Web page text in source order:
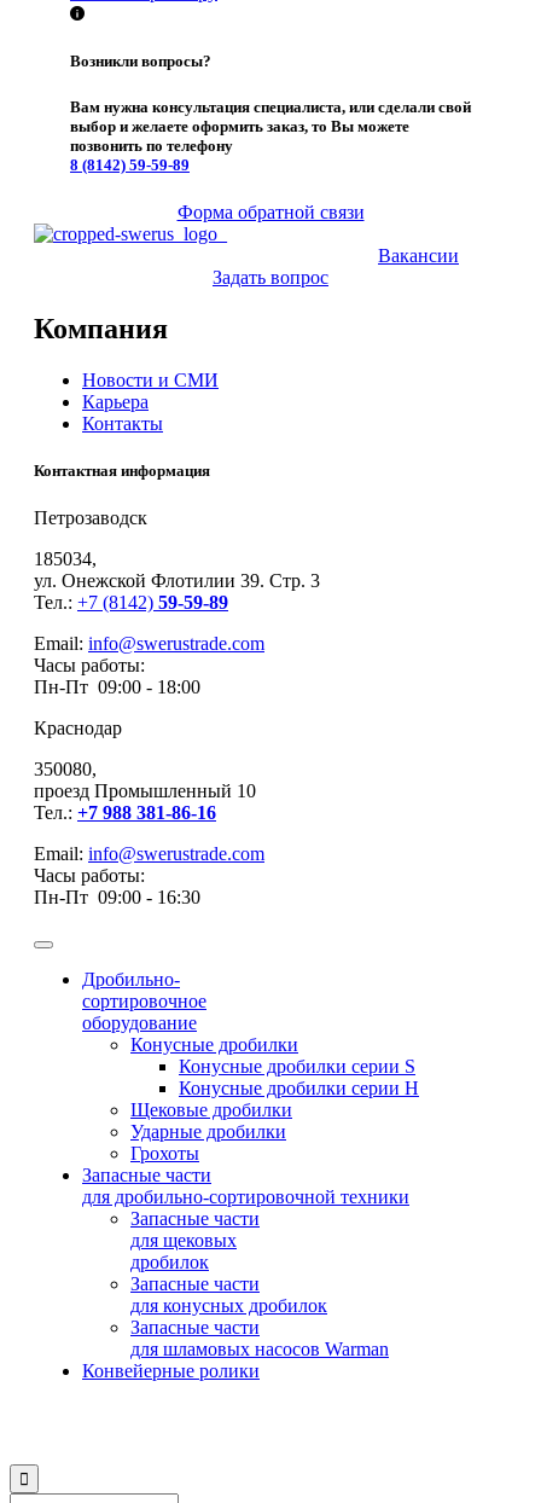
Возникли вопросы?
Вам нужна консультация специалиста, или сделали свой
выбор и желаете оформить заказ, то Вы можете
позвонить по телефону
8 (8142) 59-59-89
Форма обратной связи
Вакансии
Задать вопрос
Компания
Новости и СМИ
Карьера
Контакты
Контактная информация
Петрозаводск
185034,
ул. Онежской Флотилии 39. Стр. 3
Тел.: +7 (8142) 59-59-89
Email: info@swerustrade.com
Часы работы:
Пн-Пт 09:00 - 18:00
Краснодар
350080,
проезд Промышленный 10
Тел.: +7 988 381-86-16
Email: info@swerustrade.com
Часы работы:
Пн-Пт 09:00 - 16:30
Дробильно-
сортировочное
оборудование
Конусные дробилки
Конусные дробилки серии S
Конусные дробилки серии H
Щековые дробилки
Ударные дробилки
Грохоты
Запасные части
для дробильно-сортировочной техники
Запасные части
для щековых
дробилок
Запасные части
для конусных дробилок
Запасные части
для шламовых насосов Warman
Конвейерные ролики
Мы
вконтакте
Мы
на
